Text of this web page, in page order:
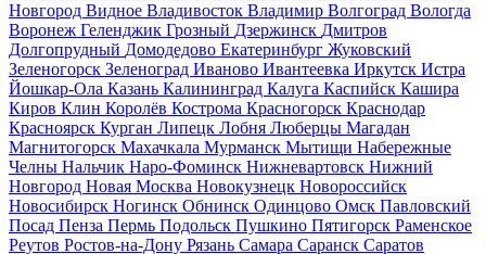
Новгород Видное Владивосток Владимир Волгоград Вологда
Воронеж Геленджик Грозный Дзержинск Дмитров
Долгопрудный Домодедово Екатеринбург Жуковский
Зеленогорск Зеленоград Иваново Ивантеевка Иркутск Истра
Йошкар-Ола Казань Калининград Калуга Каспийск Кашира
Киров Клин Королёв Кострома Красногорск Краснодар
Красноярск Курган Липецк Лобня Люберцы Магадан
Магнитогорск Махачкала Мурманск Мытищи Набережные
Челны Нальчик Наро-Фоминск Нижневартовск Нижний
Новгород Новая Москва Новокузнецк Новороссийск
Новосибирск Ногинск Обнинск Одинцово Омск Павловский
Посад Пенза Пермь Подольск Пушкино Пятигорск Раменское
Реутов Ростов-на-Дону Рязань Самара Саранск Саратов